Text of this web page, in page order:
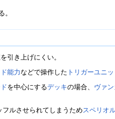
。
引き上げにくい。
能力などで操作した トリガーユニッ
を中心にするデッキの場合、 ヴァ
ルさせられてしまうためスペリオ